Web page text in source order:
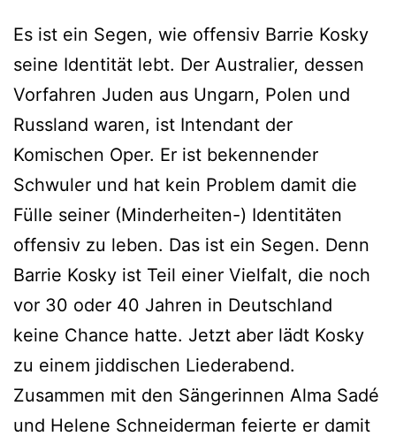
Es ist ein Segen, wie offensiv Barrie Kosky
seine Identität lebt. Der Australier, dessen
Vorfahren Juden aus Ungarn, Polen und
Russland waren, ist Intendant der
Komischen Oper. Er ist bekennender
Schwuler und hat kein Problem damit die
Fülle seiner (Minderheiten-) Identitäten
offensiv zu leben. Das ist ein Segen. Denn
Barrie Kosky ist Teil einer Vielfalt, die noch
vor 30 oder 40 Jahren in Deutschland
keine Chance hatte. Jetzt aber lädt Kosky
zu einem jiddischen Liederabend.
Zusammen mit den Sängerinnen Alma Sadé
und Helene Schneiderman feierte er damit